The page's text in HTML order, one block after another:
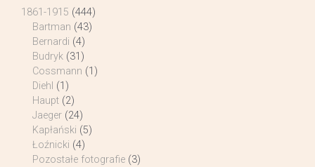
1861-1915 (444)
Bartman (43)
Bernardi (4)
Budryk (31)
Cossmann (1)
Diehl (1)
Haupt (2)
Jaeger (24)
Kapłański (5)
Łoźnicki (4)
Pozostałe fotografie (3)